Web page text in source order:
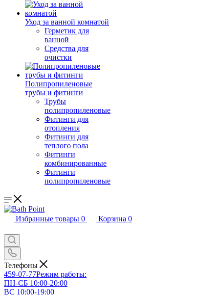
Уход за ванной комнатой
Герметик для
ванной
Средства для
очистки
Полипропиленовые
трубы и фитинги
Трубы
полипропиленовые
Фитинги для
отопления
Фитинги для
теплого пола
Фитинги
комбинированные
Фитинги
полипропиленовые
Избранные товары 0 Корзина 0
Телефоны
459-07-77Режим работы:
ПН-СБ 10:00-20:00
ВС 10:00-19:00